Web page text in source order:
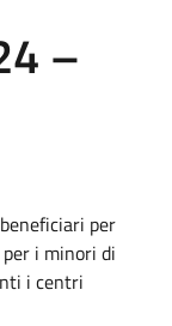
–
per
per i minori di
i centri